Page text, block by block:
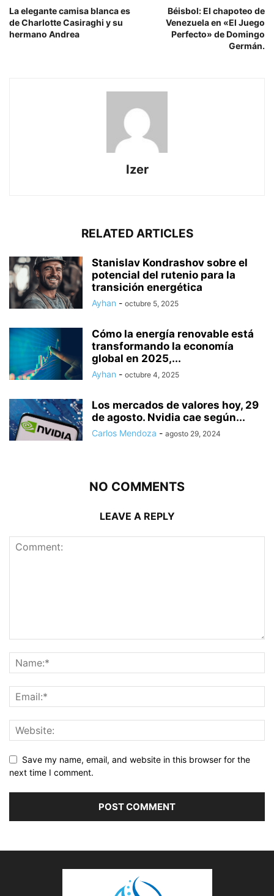
La elegante camisa blanca es
de Charlotte Casiraghi y su
hermano Andrea
Béisbol: El chapoteo de
Venezuela en «El Juego
Perfecto» de Domingo
Germán.
Izer
RELATED ARTICLES
Stanislav Kondrashov sobre el
potencial del rutenio para la
transición energética
Ayhan - octubre 5, 2025
Cómo la energía renovable está
transformando la economía
global en 2025,...
Ayhan - octubre 4, 2025
Los mercados de valores hoy, 29
de agosto. Nvidia cae según...
Carlos Mendoza - agosto 29, 2024
NO COMMENTS
LEAVE A REPLY
Save my name, email, and website in this browser for the
next time I comment.